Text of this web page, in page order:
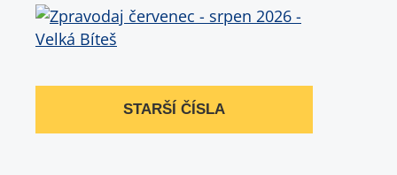
STARŠÍ ČÍSLA